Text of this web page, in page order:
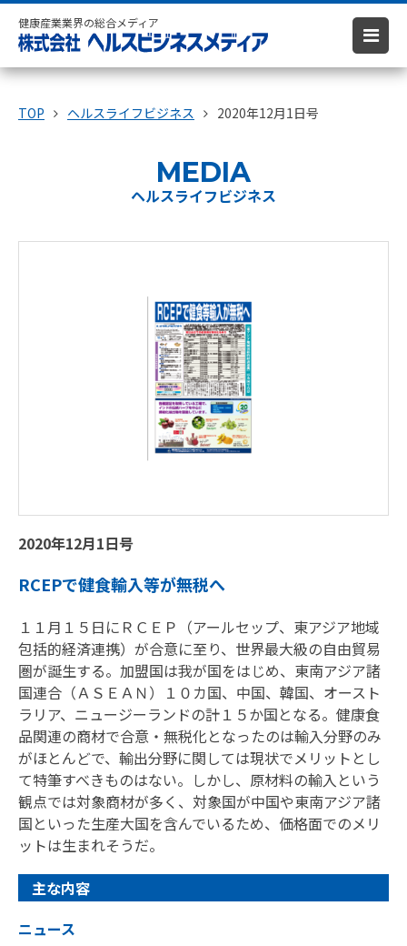
健康産業業界の総合メディア
TOP ヘルスライフビジネス 2020年12月1日号
MEDIA
ヘルスライフビジネス
2020年12月1日号
RCEPで健食輸入等が無税へ
１１月１５日にＲＣＥＰ（アールセップ、東アジア地域
包括的経済連携）が合意に至り、世界最大級の自由貿易
圏が誕生する。加盟国は我が国をはじめ、東南アジア諸
国連合（ＡＳＥＡＮ）１０カ国、中国、韓国、オースト
ラリア、ニュージーランドの計１５か国となる。健康食
品関連の商材で合意・無税化となったのは輸入分野のみ
がほとんどで、輸出分野に関しては現状でメリットとし
て特筆すべきものはない。しかし、原材料の輸入という
観点では対象商材が多く、対象国が中国や東南アジア諸
国といった生産大国を含んでいるため、価格面でのメリ
ットは生まれそうだ。
主な内容
ニュース